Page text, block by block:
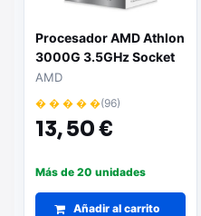
Procesador AMD Athlon
3000G 3.5GHz Socket
AM4
AMD
� � � � �(96)
13,50 €
Más de 20 unidades
Añadir al carrito